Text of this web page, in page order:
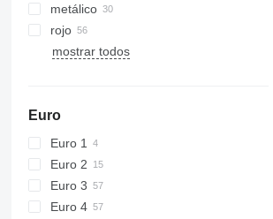
metálico
rojo
mostrar todos
Euro
Euro 1
Euro 2
Euro 3
Euro 4